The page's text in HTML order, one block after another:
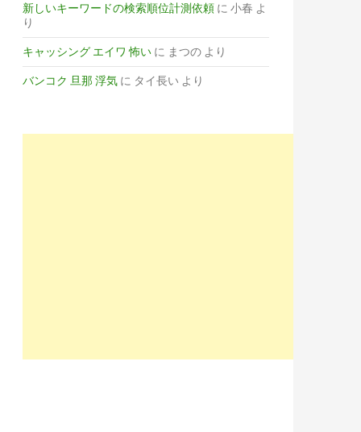
新しいキーワードの検索順位計測依頼 に 小春 よ
り
キャッシング エイワ 怖い に まつの より
バンコク 旦那 浮気 に タイ長い より